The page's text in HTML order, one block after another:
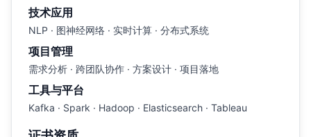
技术应用
NLP · 图神经网络 · 实时计算 · 分布式系统
项目管理
需求分析 · 跨团队协作 · 方案设计 · 项目落地
工具与平台
Kafka · Spark · Hadoop · Elasticsearch · Tableau